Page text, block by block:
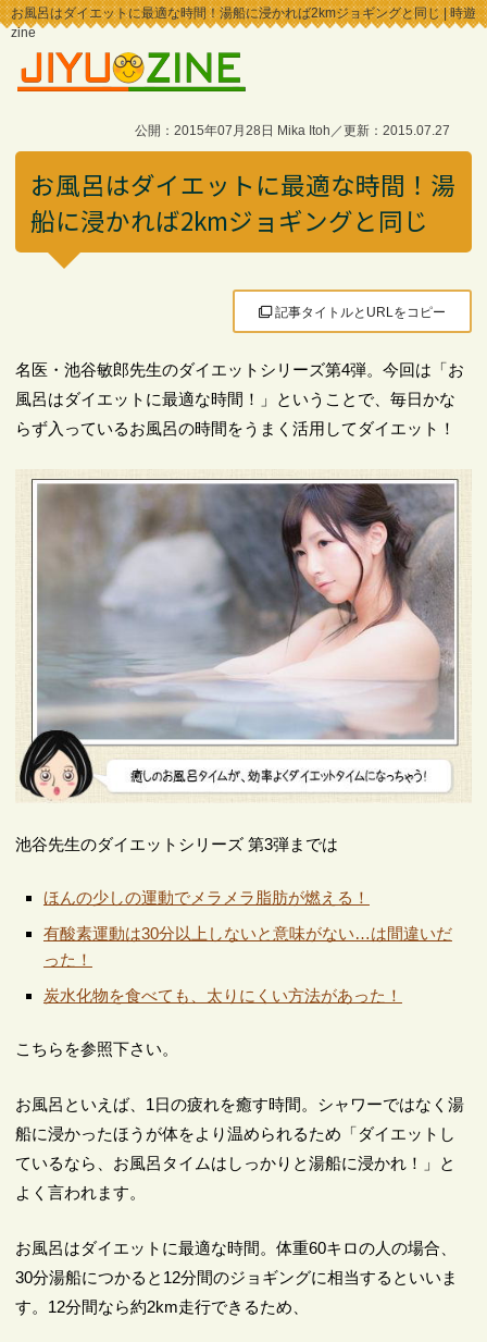
お風呂はダイエットに最適な時間！湯船に浸かれば2kmジョギングと同じ | 時遊
zine
公開：2015年07月28日 Mika Itoh／更新：2015.07.27
お風呂はダイエットに最適な時間！湯
船に浸かれば2kmジョギングと同じ
記事タイトルとURLをコピー
名医・池谷敏郎先生のダイエットシリーズ第4弾。今回は「お
風呂はダイエットに最適な時間！」ということで、毎日かな
らず入っているお風呂の時間をうまく活用してダイエット！
池谷先生のダイエットシリーズ 第3弾までは
ほんの少しの運動でメラメラ脂肪が燃える！
有酸素運動は30分以上しないと意味がない…は間違いだ
った！
炭水化物を食べても、太りにくい方法があった！
こちらを参照下さい。
お風呂といえば、1日の疲れを癒す時間。シャワーではなく湯
船に浸かったほうが体をより温められるため「ダイエットし
ているなら、お風呂タイムはしっかりと湯船に浸かれ！」と
よく言われます。
お風呂はダイエットに最適な時間。体重60キロの人の場合、
30分湯船につかると12分間のジョギングに相当するといいま
す。12分間なら約2km走行できるため、